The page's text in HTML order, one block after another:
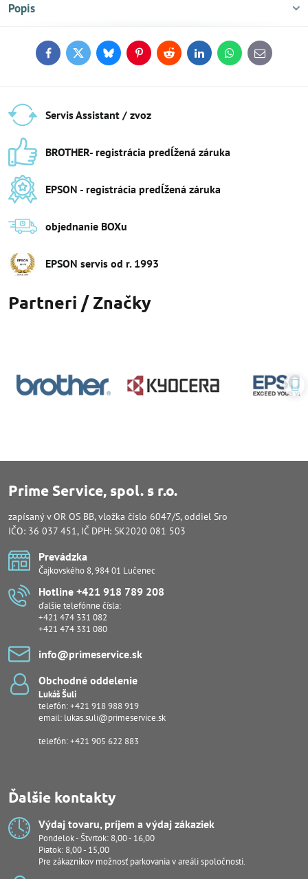
Popis
FacebookTwitterBlueskyPinterestReddit LinkedInWhatsApp
E-
mail
Servis Assistant / zvoz
BROTHER- registrácia predĺžená záruka
EPSON - registrácia predĺžená záruka
objednanie BOXu
EPSON servis od r​. 1993
Partneri / Značky
Prime Service, spol. s r.o.
zapísaný v OR OS BB, vložka číslo 6047/S, oddiel Sro
IČO: 36 037 451, IČ DPH: SK2020 081 503
Prevádzka
Čajkovského 8, 984 01 Lučenec
Hotline +421 918 789 208
ďalšie telefónne čísla:
+421 474 331 082
+421 474 331 080
info​@primeservice​.sk
Obchodné oddelenie
Lukáš Šuli
telefón:+421 918 988 919
email: lukas.suli@primeservice.sk
telefón: +421 905 622 883
Ďalšie kontakty
Výdaj tovaru, príjem a výdaj zákaziek
Pondelok - Štvrtok: 8,00 - 16,00
Piatok: 8,00 - 15,00
Pre zákazníkov možnosť parkovania v areáli spoločnosti.